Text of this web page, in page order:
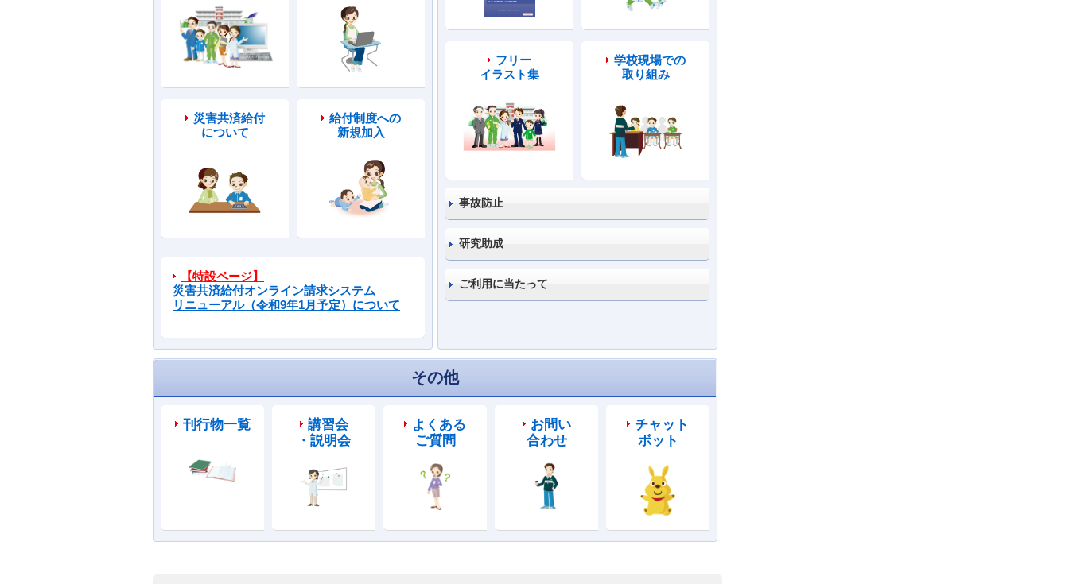
災害共済給付
について
給付制度への
新規加入
【特設ページ】
災害共済給付オンライン請求システム
リニューアル（令和9年1月予定）について
フリー
イラスト集
学校現場での
取り組み
事故防止
研究助成
ご利用に当たって
その他
刊行物一覧
講習会
・説明会
よくある
ご質問
お問い
合わせ
チャット
ボット